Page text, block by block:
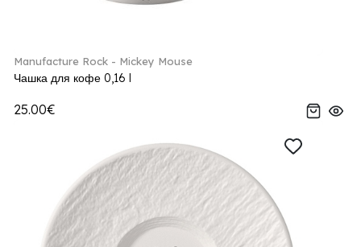
Manufacture Rock - Mickey Mouse
Чашка для кофе 0,16 l
25.00€